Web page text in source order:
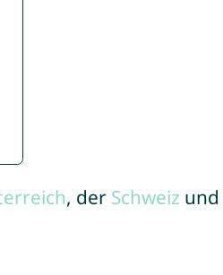
, der Schweiz und